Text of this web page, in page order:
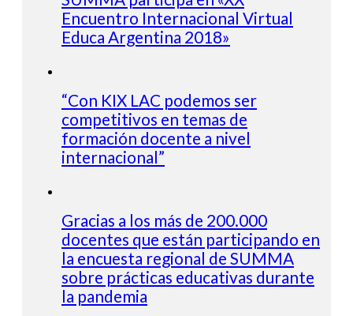
Encuentro Internacional Virtual
Educa Argentina 2018»
“Con KIX LAC podemos ser
competitivos en temas de
formación docente a nivel
internacional”
Gracias a los más de 200.000
docentes que están participando en
la encuesta regional de SUMMA
sobre prácticas educativas durante
la pandemia